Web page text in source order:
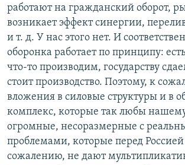
работают на гражданский оборот,
возникает эффект синергии,
и т. д. У нас этого нет. И
оборонка работает по принципу:
что-то производим, государству
стоит производство. Поэтому, к
вложения в силовые структуры и в
комплекс, которые так любы нашему
огромные, несоразмерные с
проблемами, которые перед Россией
сожалению, не дают